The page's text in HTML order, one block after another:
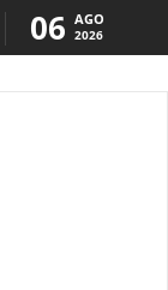
06 AGO
2026